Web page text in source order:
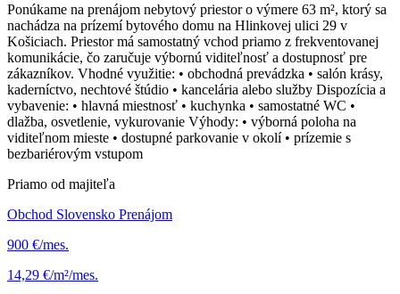
Ponúkame na prenájom nebytový priestor o výmere 63 m², ktorý sa
nachádza na prízemí bytového domu na Hlinkovej ulici 29 v
Košiciach. Priestor má samostatný vchod priamo z frekventovanej
komunikácie, čo zaručuje výbornú viditeľnosť a dostupnosť pre
zákazníkov. Vhodné využitie: • obchodná prevádzka • salón krásy,
kaderníctvo, nechtové štúdio • kancelária alebo služby Dispozícia a
vybavenie: • hlavná miestnosť • kuchynka • samostatné WC •
dlažba, osvetlenie, vykurovanie Výhody: • výborná poloha na
viditeľnom mieste • dostupné parkovanie v okolí • prízemie s
bezbariérovým vstupom
Priamo od majiteľa
Obchod Slovensko Prenájom
900 €/mes.
14,29 €/m²/mes.